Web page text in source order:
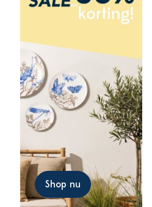
Shop nu